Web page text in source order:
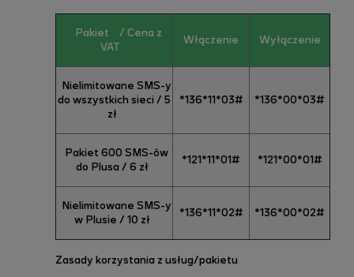
Pakiet
/ Cena z
VAT
Włączenie Wyłączenie
Nielimitowane SMS-y
do wszystkich sieci / 5
zł
*136*11*03# *136*00*03#
Pakiet 600 SMS-ów
do Plusa / 6 zł
*121*11*01# *121*00*01#
Nielimitowane SMS-y
w Plusie / 10 zł
*136*11*02# *136*00*02#
Zasady korzystania z usług/pakietu